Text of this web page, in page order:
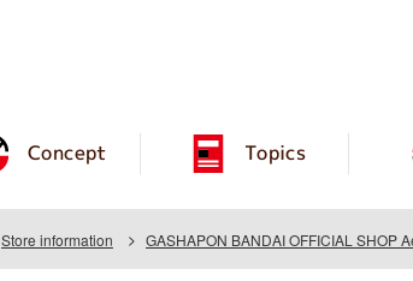
Concept Topics
Store information GASHAPON BANDAI OFFICIAL SHOP